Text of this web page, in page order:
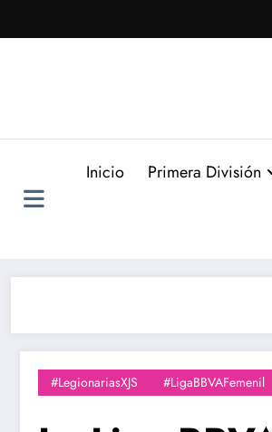
al
Inicio Primera División
#LegionariasXJS #LigaBBVAFemenil